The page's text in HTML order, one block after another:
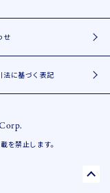
せ
法に基づく表記
を禁止します。